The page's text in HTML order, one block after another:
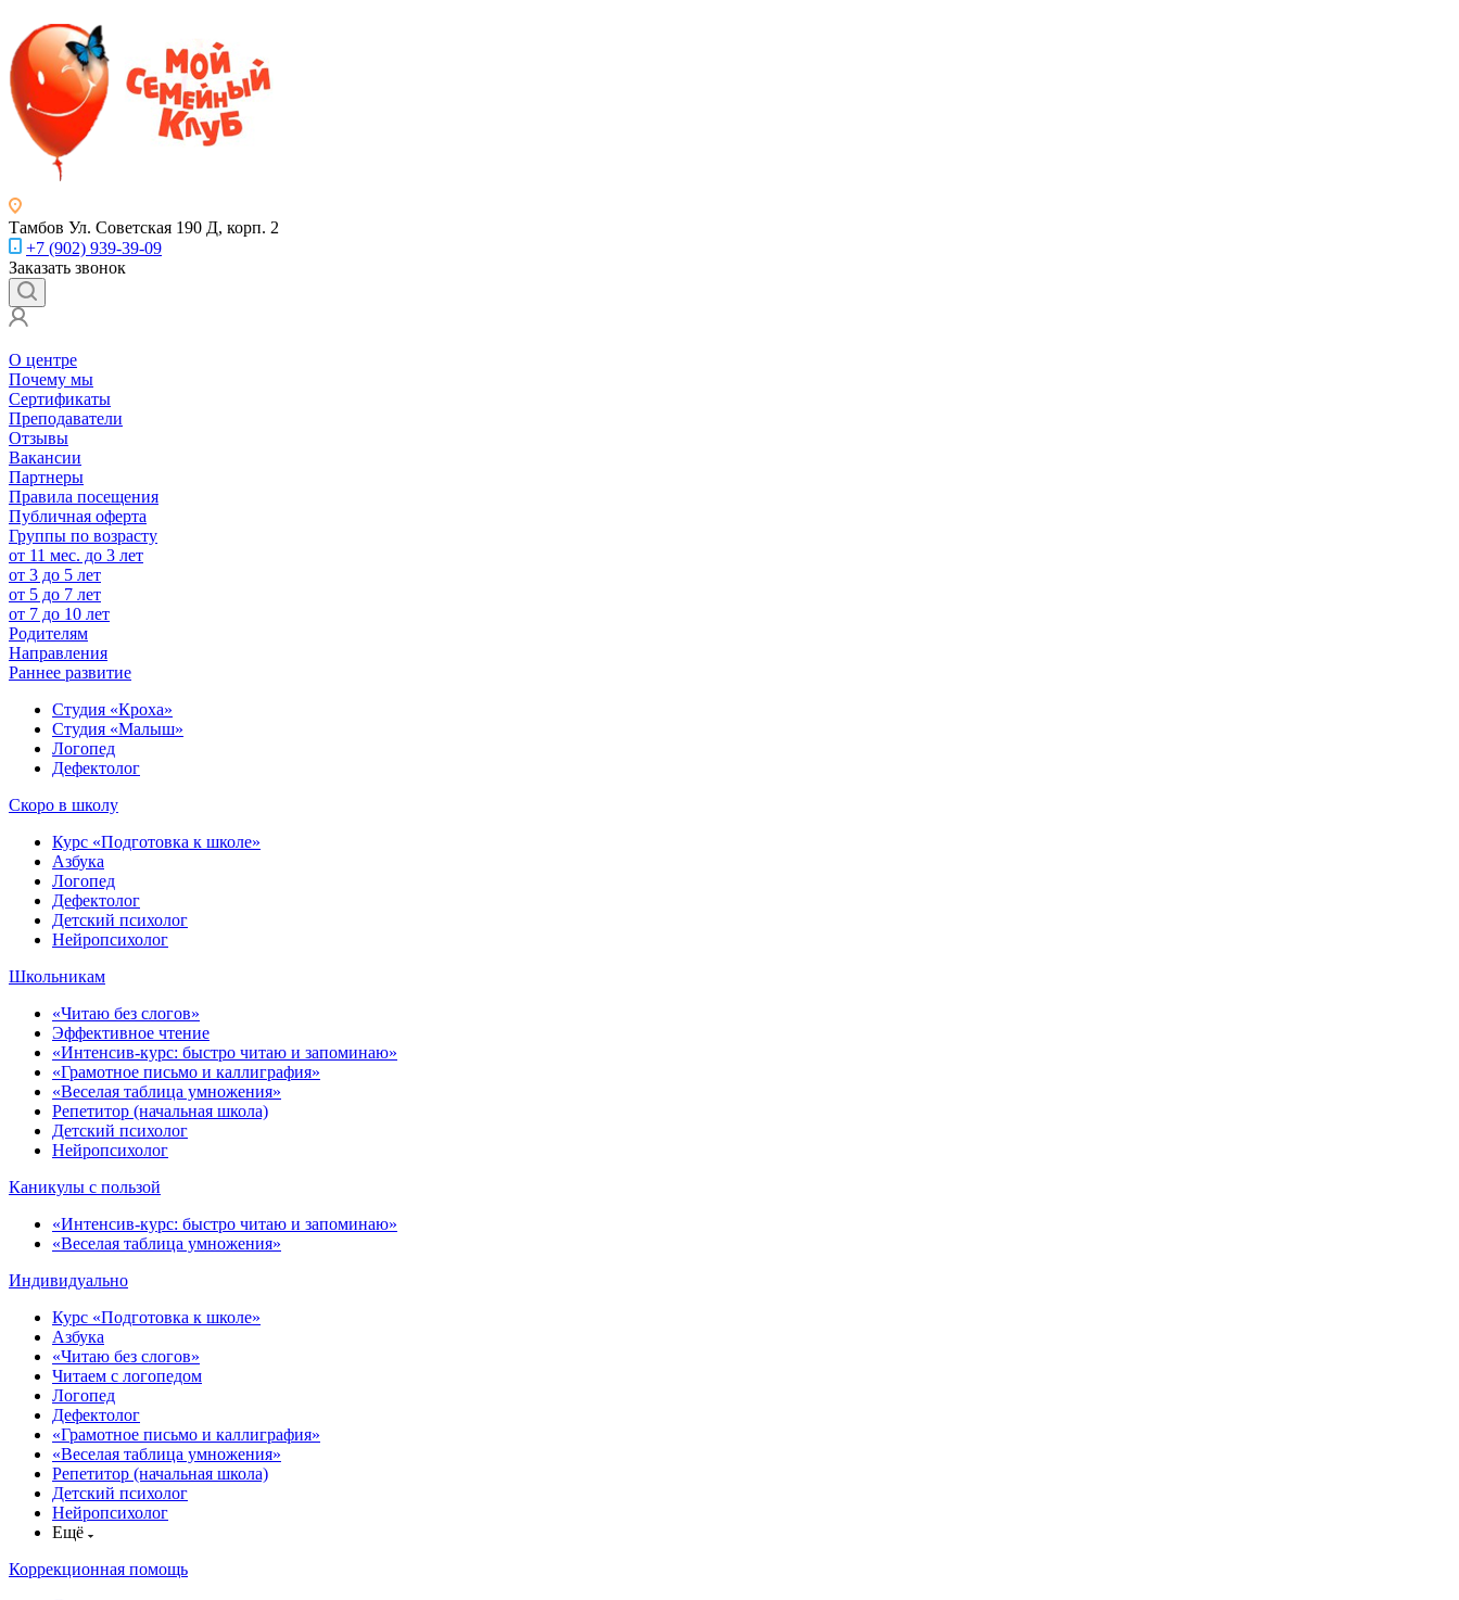
Тамбов Ул. Советская 190 Д, корп. 2
+7 (902) 939-39-09
Заказать звонок
О центре
Почему мы
Сертификаты
Преподаватели
Отзывы
Вакансии
Партнеры
Правила посещения
Публичная оферта
Группы по возрасту
от 11 мес. до 3 лет
от 3 до 5 лет
от 5 до 7 лет
от 7 до 10 лет
Родителям
Направления
Раннее развитие
Студия «Кроха»
Студия «Малыш»
Логопед
Дефектолог
Скоро в школу
Курс «Подготовка к школе»
Азбука
Логопед
Дефектолог
Детский психолог
Нейропсихолог
Школьникам
«Читаю без слогов»
Эффективное чтение
«Интенсив-курс: быстро читаю и запоминаю»
«Грамотное письмо и каллиграфия»
«Веселая таблица умножения»
Репетитор (начальная школа)
Детский психолог
Нейропсихолог
Каникулы с пользой
«Интенсив-курс: быстро читаю и запоминаю»
«Веселая таблица умножения»
Индивидуально
Курс «Подготовка к школе»
Азбука
«Читаю без слогов»
Читаем с логопедом
Логопед
Дефектолог
«Грамотное письмо и каллиграфия»
«Веселая таблица умножения»
Репетитор (начальная школа)
Детский психолог
Нейропсихолог
Ещё
Коррекционная помощь